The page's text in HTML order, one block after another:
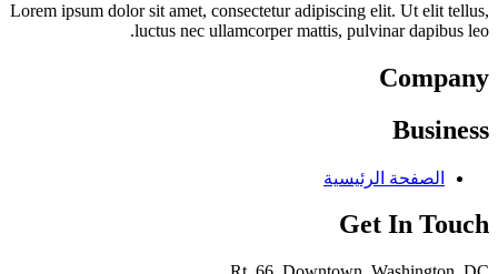
Lorem ipsum dolor sit amet, consectetur adipiscing elit. Ut elit tellus,
luctus nec ullamcorper mattis, pulvinar dapibus leo.
Company
Business
الصفحة الرئيسية
Get In Touch